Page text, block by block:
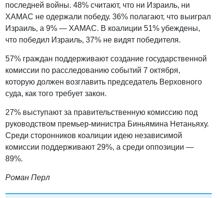
последней войны. 48% считают, что ни Израиль, ни
ХАМАС не одержали победу. 36% полагают, что выиграл
Израиль, а 9% — ХАМАС. В коалиции 51% убеждены,
что победил Израиль, 37% не видят победителя.
57% граждан поддерживают создание государственной
комиссии по расследованию событий 7 октября,
которую должен возглавить председатель Верховного
суда, как того требует закон.
27% выступают за правительственную комиссию под
руководством премьер-министра Биньямина Нетаньяху.
Среди сторонников коалиции идею независимой
комиссии поддерживают 29%, а среди оппозиции —
89%.
Роман Перл